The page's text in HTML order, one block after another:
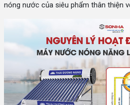
nóng nước của siêu phẩm thân thiện